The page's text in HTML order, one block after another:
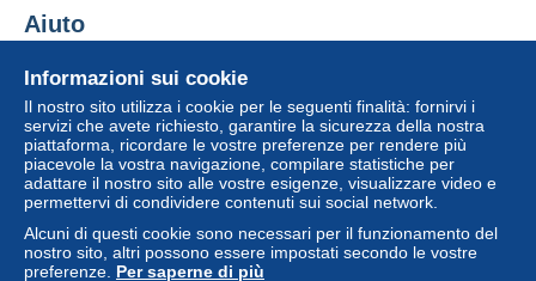
Informazioni sui cookie
Il nostro sito utilizza i cookie per le seguenti finalità: fornirvi i
servizi che avete richiesto, garantire la sicurezza della nostra
piattaforma, ricordare le vostre preferenze per rendere più
piacevole la vostra navigazione, compilare statistiche per
adattare il nostro sito alle vostre esigenze, visualizzare video e
permettervi di condividere contenuti sui social network.
Alcuni di questi cookie sono necessari per il funzionamento del
nostro sito, altri possono essere impostati secondo le vostre
preferenze. Per saperne di più
Aiuto
Acquistare su Delcampe
Vendere su Delcampe
Un sito sicuro